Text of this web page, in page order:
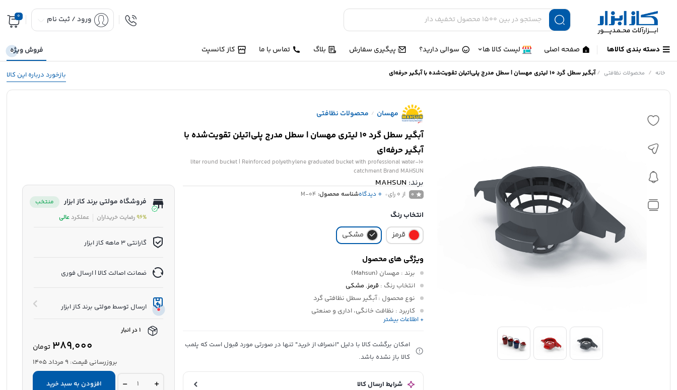
ورود / ثبت نام 0
دسته بندی کالاها صفحه اصلی لیست کالا ها سوالی دارید؟ پیگیری سفارش بلاگ تماس با ما کاز کانسپت فروش ویژه
بازخورد درباره این کالا خانه / محصولات نظافتی /آبگیر سطل گرد ۱۰ لیتری مهسان | سطل مدرج پلی‌اتیلن تقویت‌شده با آبگیر حرفه‌ای
مهسان / محصولات نظافتی
آبگیر سطل گرد ۱۰ لیتری مهسان | سطل مدرج پلی‌اتیلن تقویت‌شده با
آبگیر حرفه‌ای
10-liter round bucket | Reinforced polyethylene graduated bucket with professional water
catchment Brand MAHSUN
برند:MAHSUN
0 از 0 رای 0 دیدگاهشناسه محصول: M-04
انتخاب رنگ
قرمز مشکی
ویژگی های محصول
برند : مهسان (Mahsun)
انتخاب رنگ : قرمز, مشکی
نوع محصول : آبگیر سطل نظافتی گرد
کاربرد : نظافت خانگی، اداری و صنعتی
جنس بدنه: پلی‌اتیلن تقویت‌شده مقاوم
نوع آبگیر: آبگیر سطل گرد مخصوص افشانک
+ اطلاعات بیشتر
امکان برگشت کالا با دلیل "انصراف از خرید" تنها در صورتی مورد قبول است که پلمب
کالا باز نشده باشد.
شرایط ارسال کالا
فروشگاه مولتی برند کاز ابزار
منتخب
96%رضایت خریداران عملکردعالی
گارانتی 3 ماهه کاز ابزار
ضمانت اصالت کالا | ارسال فوری
ارسال توسط مولتی برند کاز ابزار
1 در انبار
389,000 تومان
بروزرسانی قیمت: 9 مرداد 1405
افزودن به سبد خرید